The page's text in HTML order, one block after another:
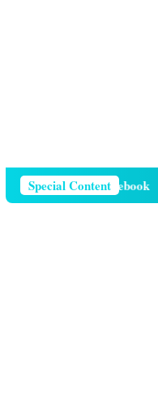
Special Content
Di Facebook